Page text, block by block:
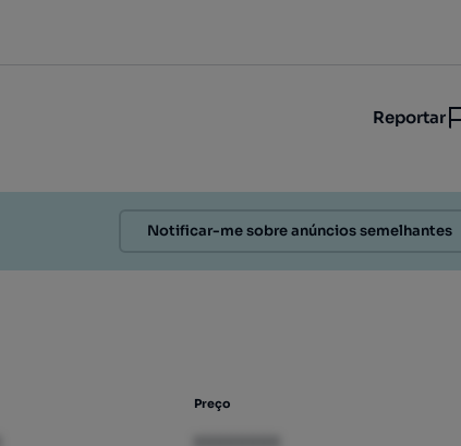
Reportar
Notificar-me sobre anúncios semelhantes
Preço